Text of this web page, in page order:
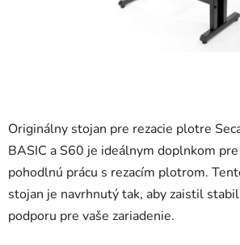
Originálny stojan pre rezacie plotre
BASIC a S60 je ideálnym doplnkom
pohodlnú prácu s rezacím plotrom.
stojan je navrhnutý tak, aby zaistil
podporu pre vaše zariadenie.